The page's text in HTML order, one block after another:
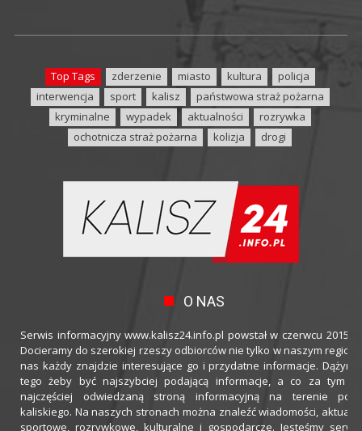
Top Tags zderzenie miasto kultura
policja
interwencja
sport kalisz
państwowa straż pożarna
kryminalne
wypadek aktualności
rozrywka
ochotnicza straż pożarna
kolizja drogi
O NAS
Serwis informacyjny www.kalisz24.info.pl powstał w czerwcu 2015
Docieramy do szerokiej rzeszy odbiorców nie tylko w naszym
nas każdy znajdzie interesujące go i przydatne informacje.
tego żeby być najszybciej podającą informacje, a co za tym
najczęściej odwiedzaną stroną informacyjną na terenie
kaliskiego. Na naszych stronach można znaleźć wiadomości,
sportowe, rozrywkowe, kulturalne i gospodarcze. Jesteśmy